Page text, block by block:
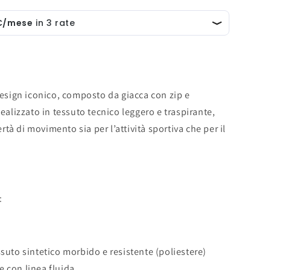
iconico, composto da giacca con zip e
in tessuto tecnico leggero e traspirante,
di movimento sia per l’attività sportiva che per il
sintetico morbido e resistente (poliestere)